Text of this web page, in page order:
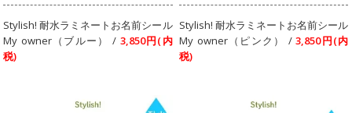
Stylish! 耐水ラミネートお名前シール
My owner（ブルー） / 3,850円(内
税)
Stylish! 耐水ラミネートお名前シール
My owner（ピンク） /3,850円(内
税)